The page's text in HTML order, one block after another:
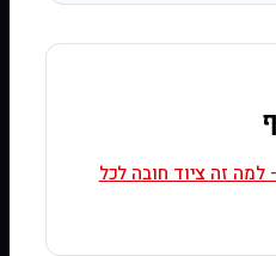
זה ציוד חובה לכל